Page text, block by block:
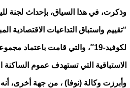
وذكرت، في هذا السياق، بإحداث لجنة
“تقييم واستباق التداعيات الاقتصادية
لكوفيد-19″، والتي قامت باعتماد
الاستباقية التي تستهدف عموم الساكنة
وأبرزت وكالة (نوفا) ، من جهة أخرى،